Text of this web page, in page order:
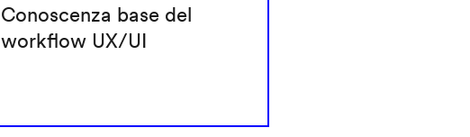
Conoscenza base del
workflow UX/UI